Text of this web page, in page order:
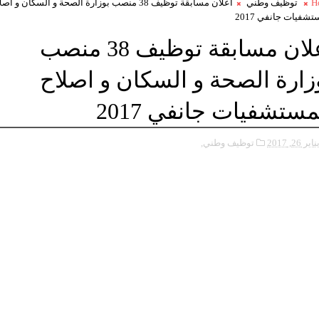
توظيف وطني
اعلان مسابقة توظيف 38 منصب بوزارة الصحة و السكان و
جانفي 2017
اعلان مسابقة توظيف 38 منصب
الصحة و السكان و اصلاح
جانفي 2017
يناير 26, 2017 توظيف وطني,